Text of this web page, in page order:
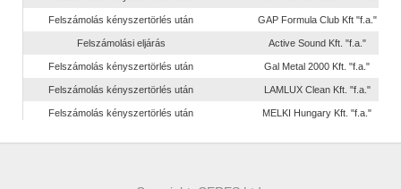
Felszámolás kényszertörlés után GAP Formula Club Kft "f.a."
Felszámolási eljárás Active Sound Kft. "f.a."
Felszámolás kényszertörlés után Gal Metal 2000 Kft. "f.a."
Felszámolás kényszertörlés után LAMLUX Clean Kft. "f.a."
Felszámolás kényszertörlés után MELKI Hungary Kft. "f.a."